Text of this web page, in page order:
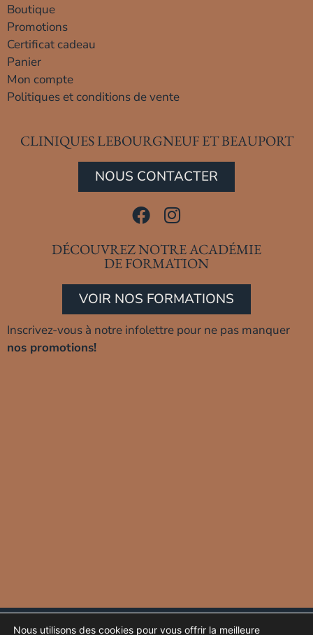
Boutique
Promotions
Certificat cadeau
Panier
Mon compte
Politiques et conditions de vente
CLINIQUES LEBOURGNEUF ET BEAUPORT
NOUS CONTACTER
DÉCOUVREZ NOTRE ACADÉMIE
DE FORMATION
VOIR NOS FORMATIONS
Inscrivez-vous à notre infolettre pour ne pas manquer
nos promotions!
Protection de vos données Glossaire
Nous utilisons des cookies pour vous offrir la meilleure